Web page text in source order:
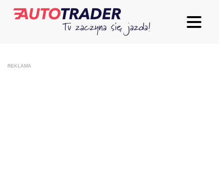
REKLAMA